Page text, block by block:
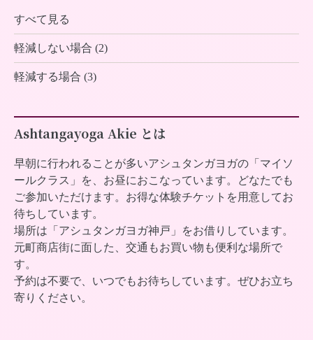
すべて見る
軽減しない場合 (2)
軽減する場合 (3)
Ashtangayoga Akie とは
早朝に行われることが多いアシュタンガヨガの「マイソ
ールクラス」を、お昼におこなっています。どなたでも
ご参加いただけます。お得な体験チケットを用意してお
待ちしています。
場所は「アシュタンガヨガ神戸」をお借りしています。
元町商店街に面した、交通もお買い物も便利な場所で
す。
予約は不要で、いつでもお待ちしています。ぜひお立ち
寄りください。